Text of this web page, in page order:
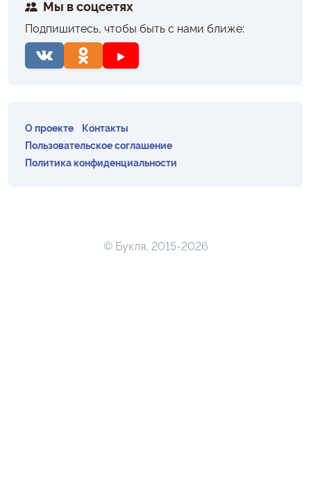
Мы в соцсетях
Подпишитесь, чтобы быть с нами ближе:
О проекте
Контакты
Пользовательское соглашение
Политика конфиденциальности
© Букля, 2015-2026